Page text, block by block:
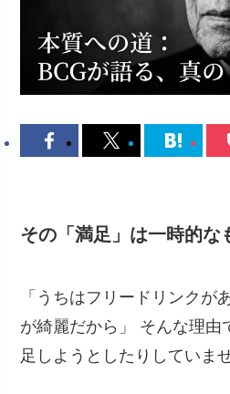
その「満足」は一時的な
「うちはフリードリンクが
が綺麗だから」 そんな理由
足しようとしたりしていま